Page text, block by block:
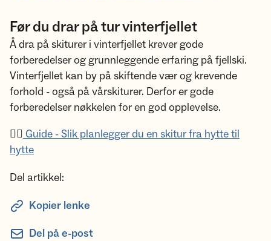
Før du drar på tur vinterfjellet
Å dra på skiturer i vinterfjellet krever gode
forberedelser og grunnleggende erfaring på fjellski.
Vinterfjellet kan by på skiftende vær og krevende
forhold - også på vårskiturer. Derfor er gode
forberedelser nøkkelen for en god opplevelse.
💁‍♀️ Guide - Slik planlegger du en skitur fra hytte til
hytte
Del artikkel:
Kopier lenke
Del på e-post